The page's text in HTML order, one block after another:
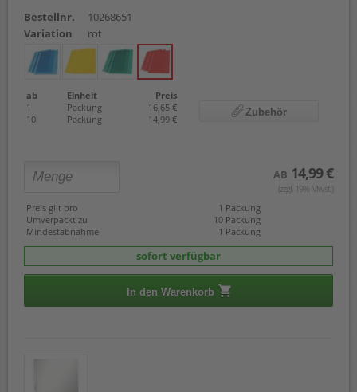
Bestellnr.
10268651
Variation
rot
ab Einheit
Preis
1
Packung
16,65 €
10
Packung 14,99 €
Zubehör
AB 14,99 €
(zzgl. 19% Mwst.)
Preis gilt pro
1 Packung
Umverpackt zu
10 Packung
Mindestabnahme
1 Packung
sofort verfügbar
In den Warenkorb